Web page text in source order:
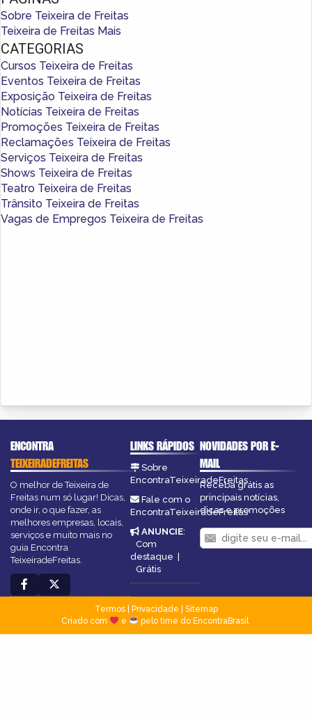
Sobre Teixeira de Freitas
Teixeira de Freitas Mais
CATEGORIAS
Cursos Teixeira de Freitas
Eventos Teixeira de Freitas
Exposição Teixeira de Freitas
Notícias Teixeira de Freitas
Promoções Teixeira de Freitas
Reclamações Teixeira de Freitas
Serviços Teixeira de Freitas
Shows Teixeira de Freitas
Teatro Teixeira de Freitas
Trânsito Teixeira de Freitas
Vagas de Empregos Teixeira de Freitas
ENCONTRA
TEIXEIRADEFREITAS
O melhor de Teixeira de
Freitas num só lugar! Dicas,
onde ir, o que fazer, as
melhores empresas, locais,
serviços e muito mais no
guia Encontra
TeixeiradeFreitas.
LINKS RÁPIDOS
Sobre
EncontraTeixeiradeFreitas
Fale com o
EncontraTeixeiradeFreitas
ANUNCIE:
Com
destaque
Grátis
NOVIDADES POR E-
MAIL
Receba grátis as
principais notícias,
dicas e promoções
Termos| Privacidade
Sitemap
Criado com
e pelo time do EncontraBrasil